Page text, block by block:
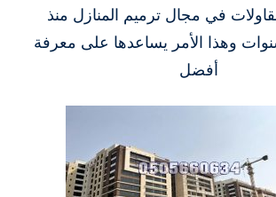
في مجال ترميم المنازل منذ
وهذا الأمر يساعدها على معرفة
أفضل